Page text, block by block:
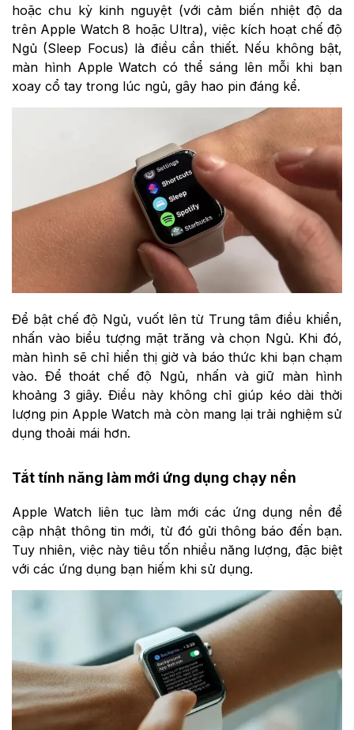
hoặc chu kỳ kinh nguyệt (với cảm biến nhiệt độ da
trên Apple Watch 8 hoặc Ultra), việc kích hoạt chế độ
Ngủ (Sleep Focus) là điều cần thiết. Nếu không bật,
màn hình Apple Watch có thể sáng lên mỗi khi bạn
xoay cổ tay trong lúc ngủ, gây hao pin đáng kể.
Để bật chế độ Ngủ, vuốt lên từ Trung tâm điều khiển,
nhấn vào biểu tượng mặt trăng và chọn Ngủ. Khi đó,
màn hình sẽ chỉ hiển thị giờ và báo thức khi bạn chạm
vào. Để thoát chế độ Ngủ, nhấn và giữ màn hình
khoảng 3 giây. Điều này không chỉ giúp kéo dài thời
lượng pin Apple Watch mà còn mang lại trải nghiệm sử
dụng thoải mái hơn.
Tắt tính năng làm mới ứng dụng chạy nền
Apple Watch liên tục làm mới các ứng dụng nền để
cập nhật thông tin mới, từ đó gửi thông báo đến bạn.
Tuy nhiên, việc này tiêu tốn nhiều năng lượng, đặc biệt
với các ứng dụng bạn hiếm khi sử dụng.